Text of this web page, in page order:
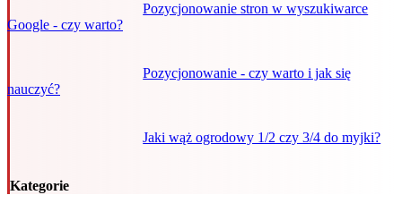
Pozycjonowanie stron w wyszukiwarce
Google - czy warto?
Pozycjonowanie - czy warto i jak się
nauczyć?
Jaki wąż ogrodowy 1/2 czy 3/4 do myjki?
Kategorie